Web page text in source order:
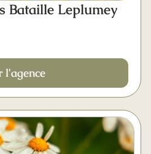
Bataille Leplumey
l'agence